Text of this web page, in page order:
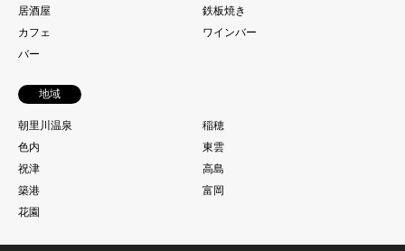
居酒屋
鉄板焼き
カフェ
ワインバー
バー
地域
朝里川温泉
稲穂
色内
東雲
祝津
高島
築港
富岡
花園